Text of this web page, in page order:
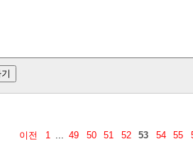
이전 1 49 50 51 52 53 54 55